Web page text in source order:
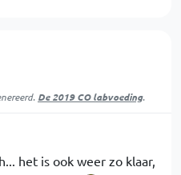
De 2019 CO labvoeding.
het is ook weer zo klaar,